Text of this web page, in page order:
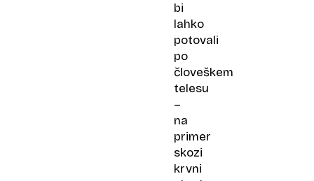
bi
lahko
potovali
po
človeškem
telesu
–
na
primer
skozi
krvni